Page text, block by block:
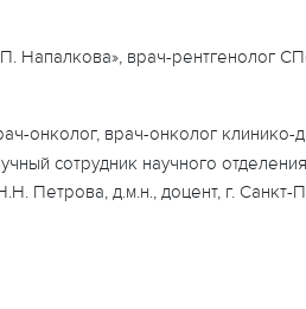
врач-рентгенолог
онколог, врач-онколог клинико-
сотрудник научного
Петрова, д.м.н., доцент, г. Санкт-